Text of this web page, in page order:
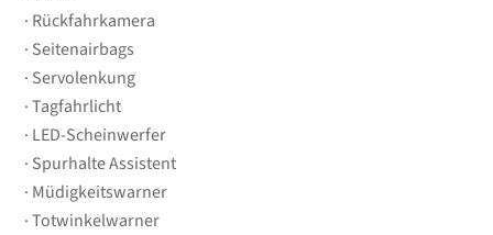
Rückfahrkamera
Seitenairbags
Servolenkung
Tagfahrlicht
LED-Scheinwerfer
Spurhalte Assistent
Müdigkeitswarner
Totwinkelwarner